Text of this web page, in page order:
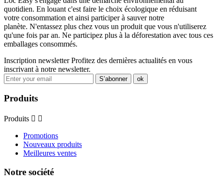
quotidien. En louant c'est faire le choix écologique en réduisant
votre consommation et ainsi participer à sauver notre
planète. N'entassez plus chez vous un produit que vous n'utiliserez
qu'une fois par an. Ne participez plus à la déforestation avec tous ces
emballages consommés.
Inscription newsletter Profitez des dernières actualités en vous
inscrivant à notre newsletter.
Produits
Produits  
Promotions
Nouveaux produits
Meilleures ventes
Notre société